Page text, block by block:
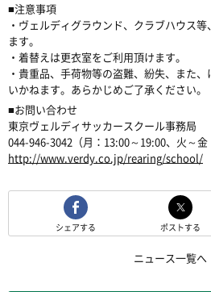
■注意事項
・ヴェルディグラウンド、クラブハウス
ます。
・着替えは更衣室をご利用頂けます。
・貴重品、手荷物等の盗難、紛失、また
いかねます。あらかじめご了承ください。
■お問い合わせ
東京ヴェルディサッカースクール事務局
044-946-3042（月：13:00～19:00、火～金
http://www.verdy.co.jp/rearing/school/
シェアする ポストする
ニュース一覧へ